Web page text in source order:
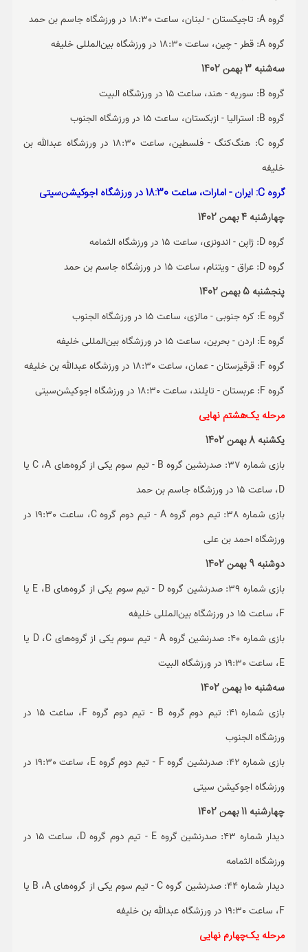
گروه A: تاجیکستان - لبنان، ساعت 18:30 در ورزشگاه جاسم بن حمد
گروه A: قطر - چین، ساعت 18:30 در ورزشگاه بین‌المللی خلیفه
سه‌شنبه 3 بهمن 1402
گروه B: سوریه - هند، ساعت 15 در ورزشگاه البیت
گروه B: استرالیا - ازبکستان، ساعت 15 در ورزشگاه الجنوب
گروه C: هنگ‌کنگ - فلسطین، ساعت 18:30 در ورزشگاه عبدالله بن
خلیفه
گروه C: ایران - امارات، ساعت 18:30 در ورزشگاه اجوکیشن‌سیتی
چهارشنبه 4 بهمن 1402
گروه D: ژاپن - اندونزی، ساعت 15 در ورزشگاه الثمامه
گروه D: عراق - ویتنام، ساعت 15 در ورزشگاه جاسم بن حمد
پنجشنبه 5 بهمن 1402
گروه E: کره جنوبی - مالزی، ساعت 15 در ورزشگاه الجنوب
گروه E: اردن - بحرین، ساعت 15 در ورزشگاه بین‌المللی خلیفه
گروه F: قرقیزستان - عمان، ساعت 18:30 در ورزشگاه عبدالله بن خلیفه
گروه F: عربستان - تایلند، ساعت 18:30 در ورزشگاه اجوکیشن‌سیتی
مرحله یک‌هشتم نهایی
یکشنبه 8 بهمن 1402
بازی شماره 37: صدرنشین گروه B - تیم سوم یکی از گروه‌های C ،A یا
D، ساعت 15 در ورزشگاه جاسم بن حمد
بازی شماره 38: تیم دوم گروه A - تیم دوم گروه C، ساعت 19:30 در
ورزشگاه احمد بن علی
دوشنبه 9 بهمن 1402
بازی شماره 39: صدرنشین گروه D - تیم سوم یکی از گروه‌های E ،B یا
F، ساعت 15 در ورزشگاه بین‌المللی خلیفه
بازی شماره 40: صدرنشین گروه A - تیم سوم یکی از گروه‌های D ،C یا
E، ساعت 19:30 در ورزشگاه البیت
سه‌شنبه 10 بهمن 1402
بازی شماره 41: تیم دوم گروه B - تیم دوم گروه F، ساعت 15 در
ورزشگاه الجنوب
بازی شماره 42: صدرنشین گروه F - تیم دوم گروه E، ساعت 19:30 در
ورزشگاه اجوکیشن سیتی
چهارشنبه 11 بهمن 1402
دیدار شماره 43: صدرنشین گروه E - تیم دوم گروه D، ساعت 15 در
ورزشگاه الثمامه
دیدار شماره 44: صدرنشین گروه C - تیم سوم یکی از گروه‌های B ،A یا
F، ساعت 19:30 در ورزشگاه عبدالله بن خلیفه
مرحله یک‌چهارم نهایی